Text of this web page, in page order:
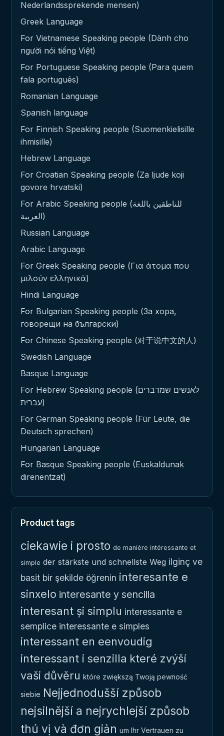
Nederlandssprekende mensen)
Greek Language
For Vietnamese Speaking people (Dành cho
người nói tiếng Việt)
For Portuguese Speaking people (Para quem
fala português)
Romanian Language
Spanish language
For Finnish Speaking people (Suomenkielisille
ihmisille)
Hebrew Language
For Croatian Speaking people (Za ljude koji
govore hrvatski)
For Arabic Speaking people (للناطقين باللغة
العربية)
Russian Language
Arabic Language
For Greek Speaking people (Για άτομα που
μιλούν ελληνικά)
Hindi Language
For Bulgarian Speaking people (За хора,
говорещи на български)
For Chinese Speaking people (对于说中文的人)
Swedish Language
Basque Language
For Hebrew Speaking people (לאנשים שמדברים
עברית)
For German Speaking people (Für Leute, die
Deutsch sprechen)
Hungarian Language
For Basque Speaking people (Euskaldunak
direnentzat)
Product tags
ciekawie i prosto de manière intéressante et
simple der stärkste und schnellste Weg ilginç ve
basit bir şekilde öğrenin interesante e
sinxelo interesante y sencilla
interesant și simplu interessante e
semplice interessante e simples
interessant en eenvoudig
interessant i senzilla které zvýší
vaši důvěru które zwiększą Twoją pewność
siebie Nejjednodušší způsob
nejsilnější a nejrychlejší způsob
thú vị và đơn giản um Ihr Vertrauen zu